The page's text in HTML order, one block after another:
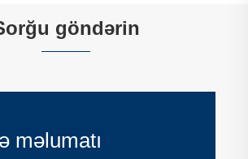
göndərin
məlumatı